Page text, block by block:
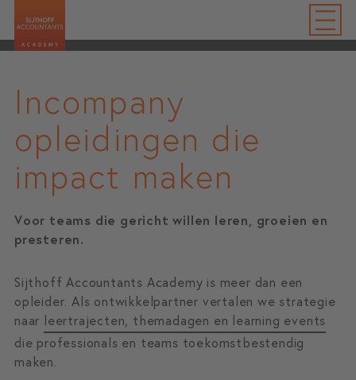
Incompany
opleidingen die
impact maken
Voor teams die gericht willen leren, groeien en
presteren.
Sijthoff Accountants Academy is meer dan een
opleider. Als ontwikkelpartner vertalen we strategie
naar leertrajecten, themadagen en learning events
die professionals en teams toekomstbestendig
maken.